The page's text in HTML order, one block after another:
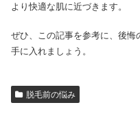
より快適な肌に近づきます。
ぜひ、この記事を参考に、後
手に入れましょう。
脱毛前の悩み